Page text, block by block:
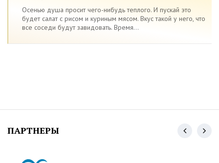
Осенью душа просит чего-нибудь теплого. И пускай это
будет салат с рисом и куриным мясом. Вкус такой у него, что
все соседи будут завидовать. Время...
ПАРТНЕРЫ